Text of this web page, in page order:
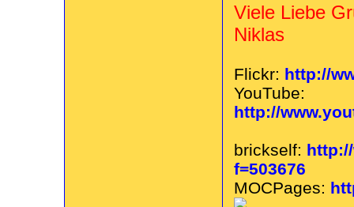
Viele Liebe
Niklas
Flickr: http://
YouTube:
http://
brickself:
f=503676
MOCPages: